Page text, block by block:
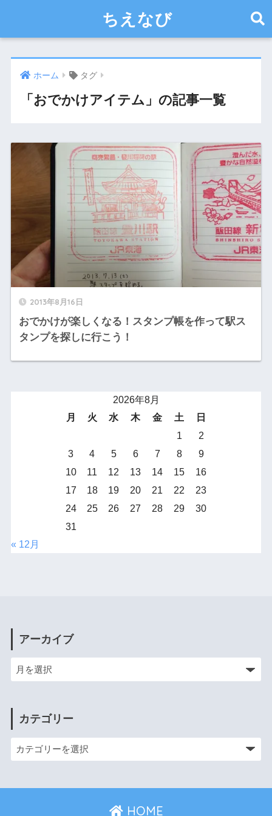
ちえなび
ホーム タグ
「おでかけアイテム」の記事一覧
2013年8月16日
おでかけが楽しくなる！スタンプ帳を作って駅ス
タンプを探しに行こう！
2026年8月
月
火 水 木 金 土
日
1
2
3
4 5 6 7 8
9
10
11 12 13 14 15
16
17
18 19 20 21 22
23
24
25 26 27 28 29
30
31
« 12月
アーカイブ
カテゴリー
HOME